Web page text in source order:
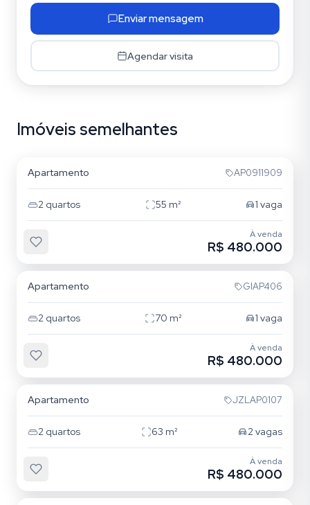
Enviar mensagem
Agendar visita
Imóveis semelhantes
Mooca
Apartamento AP0911909
2 quartos 55 m² 1 vaga
À venda
R$ 480.000
Apartamento GIAP406
2 quartos 70 m² 1 vaga
À venda
R$ 480.000
Apartamento JZLAP0107
2 quartos 63 m² 2vagas
À venda
R$ 480.000